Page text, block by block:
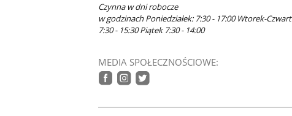
Czynna w dni robocze
w godzinach Poniedziałek: 7:30 - 17:00 Wtorek-
7:30 - 15:30 Piątek 7:30 - 14:00
MEDIA SPOŁECZNOŚCIOWE: